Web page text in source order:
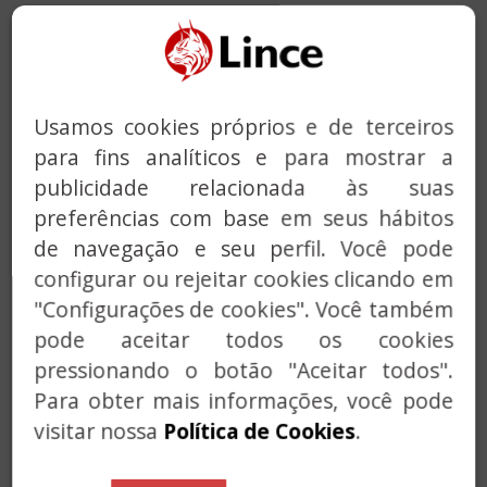
Previous
ESCUDO + PUXADOR -
SCUTUM RF KIT
A solução ideal para o reforço das portes des
arrumos e das portas corta-fogo RF.
Usamos cookies próprios e de terceiros
para fins analíticos e para mostrar a
publicidade relacionada às suas
preferências com base em seus hábitos
de navegação e seu perfil. Você pode
configurar ou rejeitar cookies clicando em
"Configurações de cookies". Você também
pode aceitar todos os cookies
pressionando o botão "Aceitar todos".
Para obter mais informações, você pode
visitar nossa Política de Cookies.